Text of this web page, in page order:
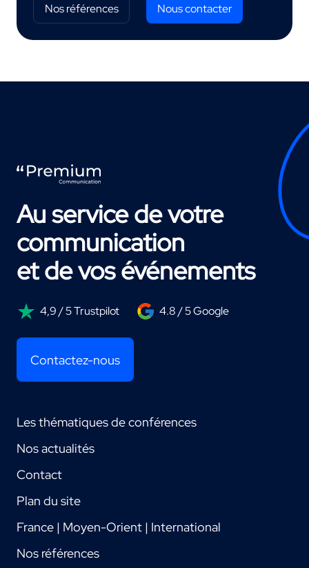
Nos références Nous contacter
Au service de votre
communication
et de vos événements
4,9 / 5 Trustpilot 4.8 / 5 Google
Contactez-nous
Les thématiques de conférences
Nos actualités
Contact
Plan du site
France | Moyen-Orient | International
Nos références